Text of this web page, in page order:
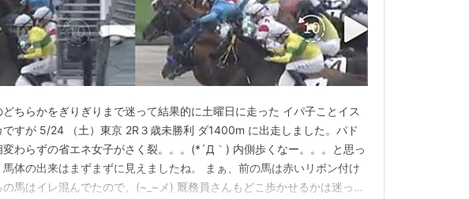
どちらかをぎりぎりまで迷って結果的に土曜日に走った イパ子ことイス
ですが 5/24 （土）東京 2R３歳未勝利 ダ1400m に出走しました。パド
変わらずの省エネ女子がさく裂。。。(*´Д｀) 内側歩くなー。。。と思っ
馬体の出来はまずまずに見えましたね。 まぁ、前の馬は赤いリボン付け
馬はイレ混んでたので、(~_~メ) 厩務員さんもどこ歩かせるかは迷った